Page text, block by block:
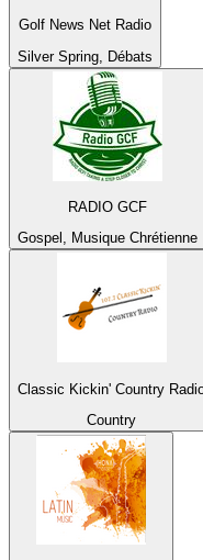
Golf News Net Radio
Silver Spring, Débats
RADIO GCF
Gospel, Musique Chrétienne
Classic Kickin' Country
Country